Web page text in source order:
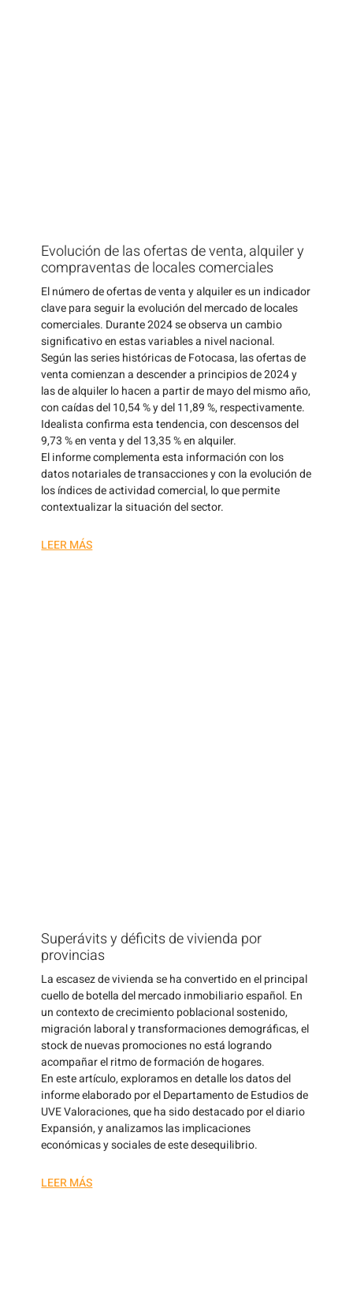
Evolución de las ofertas de venta, alquiler y
compraventas de locales comerciales
El número de ofertas de venta y alquiler es un indicador
clave para seguir la evolución del mercado de locales
comerciales. Durante 2024 se observa un cambio
significativo en estas variables a nivel nacional.
Según las series históricas de Fotocasa, las ofertas de
venta comienzan a descender a principios de 2024 y
las de alquiler lo hacen a partir de mayo del mismo año,
con caídas del 10,54 % y del 11,89 %, respectivamente.
Idealista confirma esta tendencia, con descensos del
9,73 % en venta y del 13,35 % en alquiler.
El informe complementa esta información con los
datos notariales de transacciones y con la evolución de
los índices de actividad comercial, lo que permite
contextualizar la situación del sector.
LEER MÁS
Superávits y déficits de vivienda por
provincias
La escasez de vivienda se ha convertido en el principal
cuello de botella del mercado inmobiliario español. En
un contexto de crecimiento poblacional sostenido,
migración laboral y transformaciones demográficas, el
stock de nuevas promociones no está logrando
acompañar el ritmo de formación de hogares.
En este artículo, exploramos en detalle los datos del
informe elaborado por el Departamento de Estudios de
UVE Valoraciones, que ha sido destacado por el diario
Expansión, y analizamos las implicaciones
económicas y sociales de este desequilibrio.
LEER MÁS